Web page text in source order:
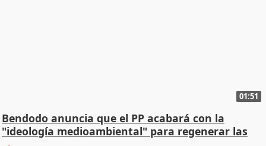
01:51
Bendodo anuncia que el PP acabará con la
"ideología medioambiental" para regenerar las